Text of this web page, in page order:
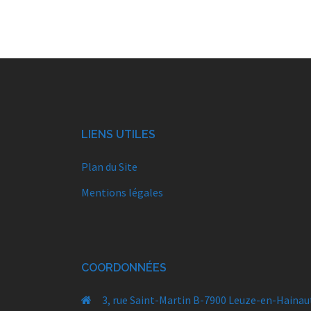
LIENS UTILES
Plan du Site
Mentions légales
COORDONNÉES
3, rue Saint-Martin B-7900 Leuze-en-